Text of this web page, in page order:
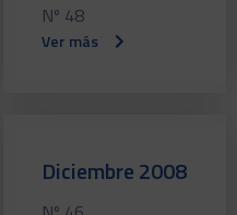
Nº 48
Ver más
Diciembre 2008